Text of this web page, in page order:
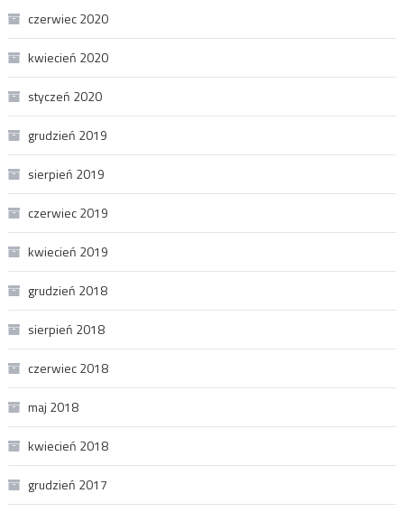
czerwiec 2020
kwiecień 2020
styczeń 2020
grudzień 2019
sierpień 2019
czerwiec 2019
kwiecień 2019
grudzień 2018
sierpień 2018
czerwiec 2018
maj 2018
kwiecień 2018
grudzień 2017